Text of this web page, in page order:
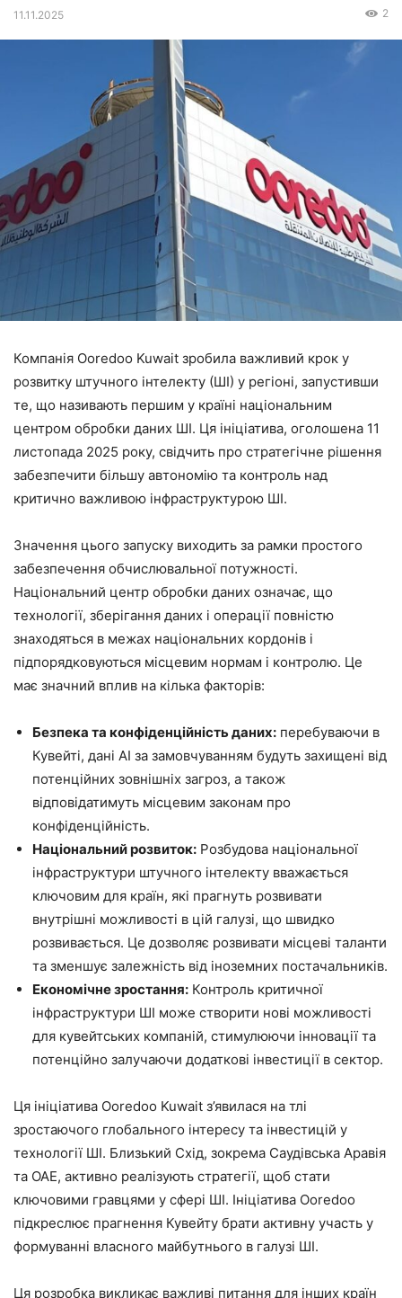
11.11.2025 2
Компанія Ooredoo Kuwait зробила важливий крок у
розвитку штучного інтелекту (ШІ) у регіоні, запустивши
те, що називають першим у країні національним
центром обробки даних ШІ. Ця ініціатива, оголошена 11
листопада 2025 року, свідчить про стратегічне рішення
забезпечити більшу автономію та контроль над
критично важливою інфраструктурою ШІ.
Значення цього запуску виходить за рамки простого
забезпечення обчислювальної потужності.
Національний центр обробки даних означає, що
технології, зберігання даних і операції повністю
знаходяться в межах національних кордонів і
підпорядковуються місцевим нормам і контролю. Це
має значний вплив на кілька факторів:
Безпека та конфіденційність даних: перебуваючи в
Кувейті, дані AI за замовчуванням будуть захищені від
потенційних зовнішніх загроз, а також
відповідатимуть місцевим законам про
конфіденційність.
Національний розвиток: Розбудова національної
інфраструктури штучного інтелекту вважається
ключовим для країн, які прагнуть розвивати
внутрішні можливості в цій галузі, що швидко
розвивається. Це дозволяє розвивати місцеві таланти
та зменшує залежність від іноземних постачальників.
Економічне зростання: Контроль критичної
інфраструктури ШІ може створити нові можливості
для кувейтських компаній, стимулюючи інновації та
потенційно залучаючи додаткові інвестиції в сектор.
Ця ініціатива Ooredoo Kuwait з’явилася на тлі
зростаючого глобального інтересу та інвестицій у
технології ШІ. Близький Схід, зокрема Саудівська Аравія
та ОАЕ, активно реалізують стратегії, щоб стати
ключовими гравцями у сфері ШІ. Ініціатива Ooredoo
підкреслює прагнення Кувейту брати активну участь у
формуванні власного майбутнього в галузі ШІ.
Ця розробка викликає важливі питання для інших країн